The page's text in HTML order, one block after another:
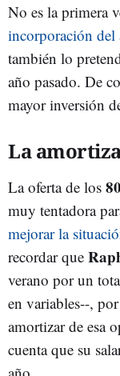
No es la primera
incorporación del
también lo
año pasado. De
mayor inversión
La
La oferta de los
muy tentadora
mejorar la
recordar que
verano por un
en variables--,
amortizar de esa
cuenta que su